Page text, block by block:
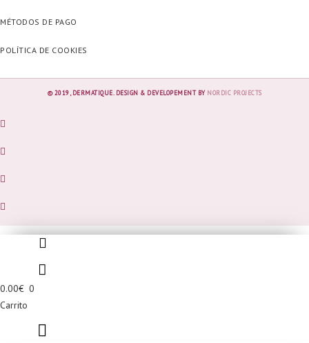
MÉTODOS DE PAGO
POLÍTICA DE COOKIES
© 2019, DERMATIQUE. DESIGN & DEVELOPEMENT BY NORDIC PROJECTS
0.00€ 0
Carrito